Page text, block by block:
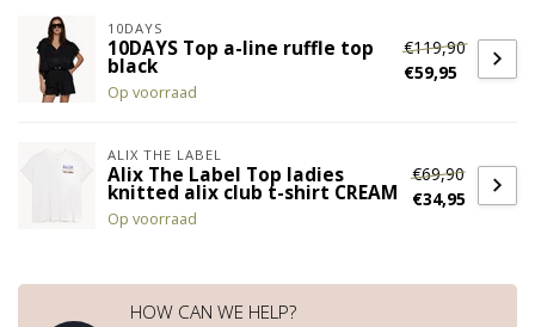
10DAYS
10DAYS Top a-line ruffle top
black
Op voorraad
€119,90
€59,95
ALIX THE LABEL
Alix The Label Top ladies
knitted alix club t-shirt CREAM
Op voorraad
€69,90
€34,95
HOW CAN WE HELP?